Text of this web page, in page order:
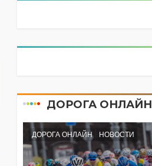
ДОРОГА ОНЛАЙН
ДОРОГА ОНЛАЙН НОВОСТИ